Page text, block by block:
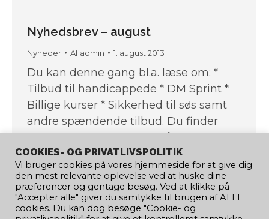
Nyhedsbrev – august
Nyheder Afadmin 1. august 2013
Du kan denne gang bl.a. læse om: *
Tilbud til handicappede * DM Sprint *
Billige kurser * Sikkerhed til søs samt
andre spændende tilbud. Du finder
hjemmesiden.
COOKIES- OG PRIVATLIVSPOLITIK
Vi bruger cookies på vores hjemmeside for at give dig
den mest relevante oplevelse ved at huske dine
præferencer og gentage besøg. Ved at klikke på
"Accepter alle" giver du samtykke til brugen af ​​ALLE
cookies. Du kan dog besøge "Cookie- og